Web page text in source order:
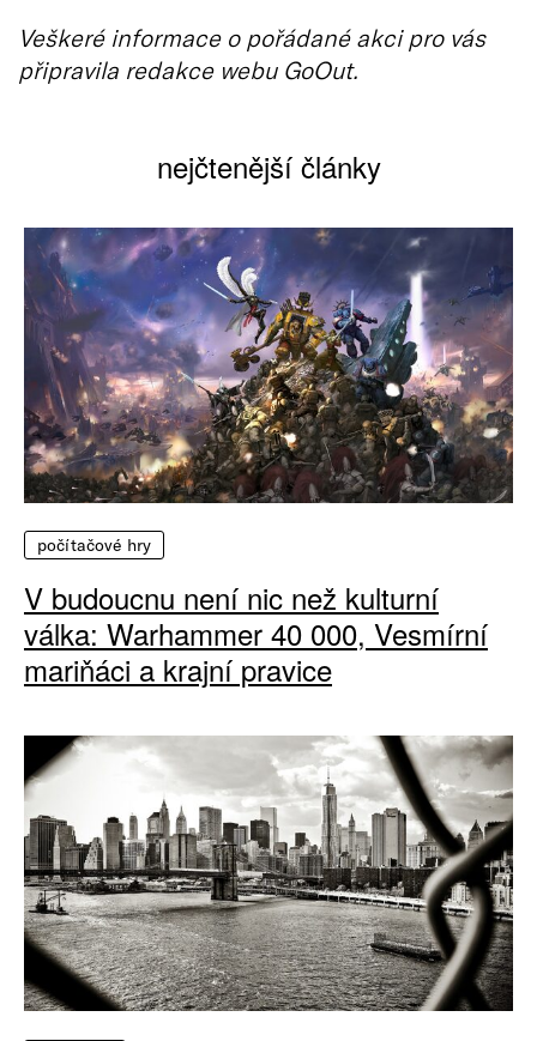
Veškeré informace o pořádané akci pro vás
připravila redakce webu GoOut.
nejčtenější články
počítačové hry
V budoucnu není nic než kulturní
válka: Warhammer 40 000, Vesmírní
mariňáci a krajní pravice